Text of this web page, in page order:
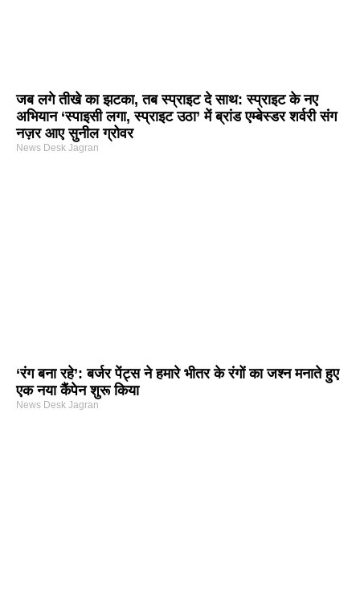
जब लगे तीखे का झटका, तब स्प्राइट दे साथ: स्प्राइट के नए
अभियान ‘स्पाइसी लगा, स्प्राइट उठा’ में ब्रांड एम्बेस्डर शर्वरी संग
नज़र आए सुनील ग्रोवर
News Desk Jagran
‘रंग बना रहे’: बर्जर पेंट्स ने हमारे भीतर के रंगों का जश्न मनाते हुए
एक नया कैंपेन शुरू किया
News Desk Jagran